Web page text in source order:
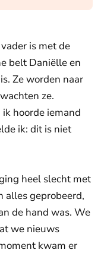
is met de
belt Daniëlle en
Ze worden naar
ze.
ik hoorde iemand
ik: dit is niet
heel slecht met
alles geprobeerd,
de hand was. We
we nieuws
kwam er